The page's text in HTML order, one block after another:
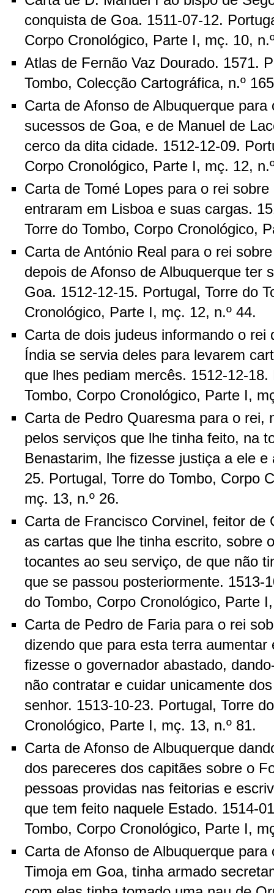
conquista de Goa. 1511-07-12.
Corpo Cronológico, Parte I, mç. 10,
Atlas de Fernão Vaz Dourado. 1571.
Tombo, Colecção Cartográfica, n.º
Carta de Afonso de Albuquerque para
sucessos de Goa, e de Manuel de
cerco da dita cidade. 1512-12-09.
Corpo Cronológico, Parte I, mç. 12,
Carta de Tomé Lopes para o rei
entraram em Lisboa e suas cargas.
Torre do Tombo, Corpo Cronológico,
Carta de António Real para o rei
depois de Afonso de Albuquerque ter
Goa. 1512-12-15. Portugal, Torre do
Cronológico, Parte I, mç. 12, n.º 44.
Carta de dois judeus informando o rei
Índia se servia deles para levarem
que lhes pediam mercês. 1512-12-18.
Tombo, Corpo Cronológico, Parte I,
Carta de Pedro Quaresma para o rei,
pelos serviços que lhe tinha feito, na
Benastarim, lhe fizesse justiça a ele
25. Portugal, Torre do Tombo, Corpo
mç. 13, n.º 26.
Carta de Francisco Corvinel, feitor de
as cartas que lhe tinha escrito, sobre
tocantes ao seu serviço, de que não
que se passou posteriormente. 1513-
do Tombo, Corpo Cronológico, Parte
Carta de Pedro de Faria para o rei
dizendo que para esta terra aumentar
fizesse o governador abastado,
não contratar e cuidar unicamente
senhor. 1513-10-23. Portugal, Torre
Cronológico, Parte I, mç. 13, n.º 81.
Carta de Afonso de Albuquerque
dos pareceres dos capitães sobre o
pessoas providas nas feitorias e
que tem feito naquele Estado. 1514-
Tombo, Corpo Cronológico, Parte I,
Carta de Afonso de Albuquerque para
Timoja em Goa, tinha armado